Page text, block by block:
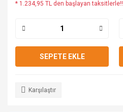
* 1.234,95 TL den başlayan taksitlerle!!
SEPETE EKLE
Karşılaştır